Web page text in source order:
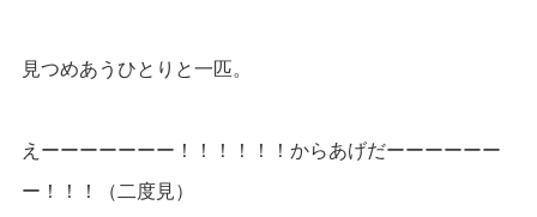
見つめあうひとりと一匹。
えーーーーーーー！！！！！！からあげだーーーーーー
ー！！！（二度見）